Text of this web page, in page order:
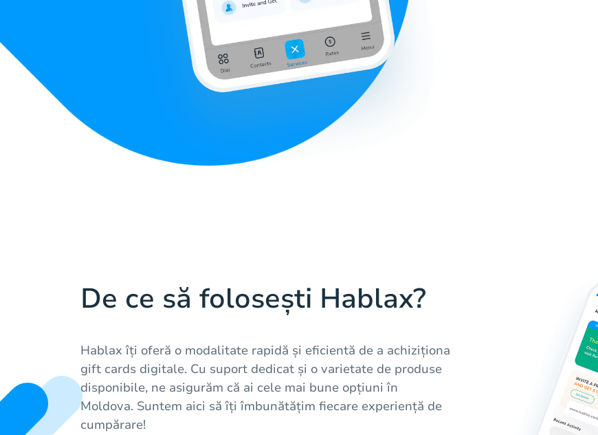
De ce să folosești Hablax?
Hablax îți oferă o modalitate rapidă și eficientă de a achiziționa
gift cards digitale. Cu suport dedicat și o varietate de produse
disponibile, ne asigurăm că ai cele mai bune opțiuni în
Moldova. Suntem aici să îți îmbunătățim fiecare experiență de
cumpărare!